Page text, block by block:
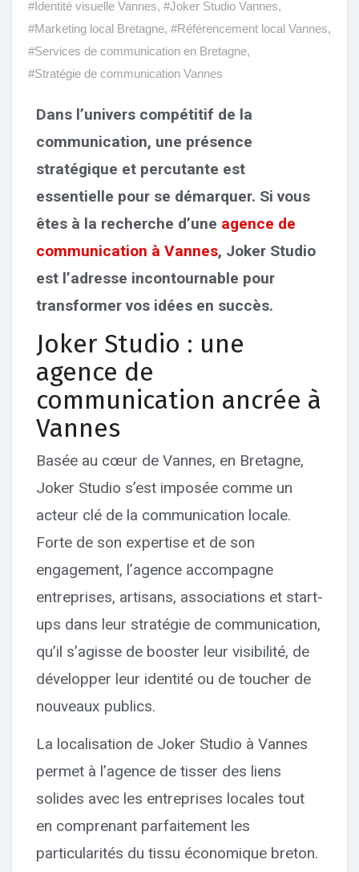
#Identité visuelle Vannes, #Joker Studio Vannes,
#Marketing local Bretagne, #Référencement local Vannes,
#Services de communication en Bretagne,
#Stratégie de communication Vannes
Dans l’univers compétitif de la
communication, une présence
stratégique et percutante est
essentielle pour se démarquer. Si vous
êtes à la recherche d’une agence de
communication à Vannes, Joker Studio
est l’adresse incontournable pour
transformer vos idées en succès.
Joker Studio : une
agence de
communication ancrée à
Vannes
Basée au cœur de Vannes, en Bretagne,
Joker Studio s’est imposée comme un
acteur clé de la communication locale.
Forte de son expertise et de son
engagement, l’agence accompagne
entreprises, artisans, associations et start-
ups dans leur stratégie de communication,
qu’il s’agisse de booster leur visibilité, de
développer leur identité ou de toucher de
nouveaux publics.
La localisation de Joker Studio à Vannes
permet à l’agence de tisser des liens
solides avec les entreprises locales tout
en comprenant parfaitement les
particularités du tissu économique breton.